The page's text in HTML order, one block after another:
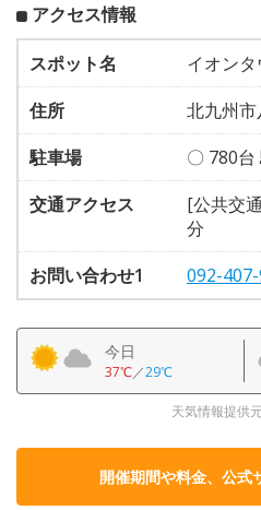
アクセス情報
スポット名
イオン
住所
北九州
駐車場
〇 780
交通アクセス
[公共交
分
お問い合わせ1
092-
今日
37℃／29℃
天気情報提供
開催期間や料金、公式